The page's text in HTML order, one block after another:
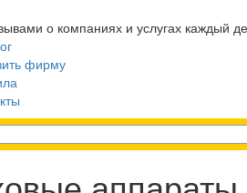
о компаниях и услугах каждый
фирму